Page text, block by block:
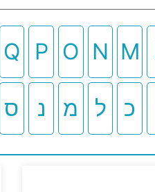
M
N
O
P
Q
כ ל מ נ ס